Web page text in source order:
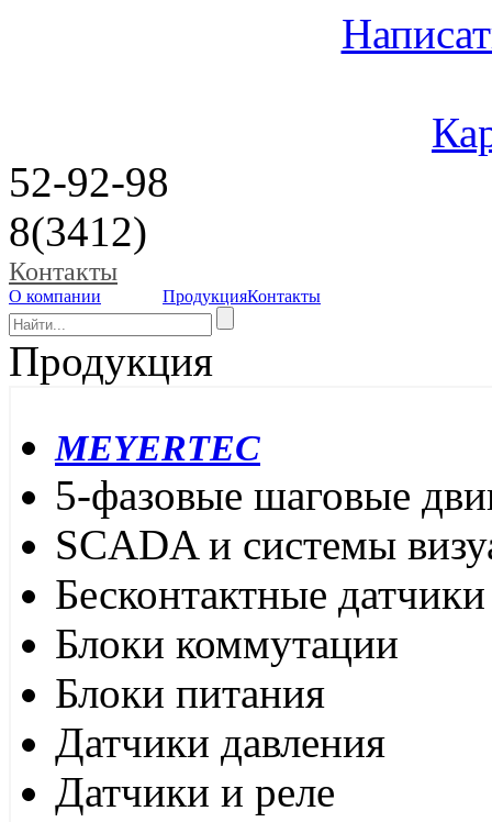
52-92-98
8(3412)
Контакты
О компании ПродукцияКонтакты
Продукция
MEYERTEC
5-фазовые шаговые
SCADA и системы
Бесконтактные датчики
Блоки коммутации
Блоки питания
Датчики давления
Датчики и реле